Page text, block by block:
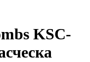
KSC-